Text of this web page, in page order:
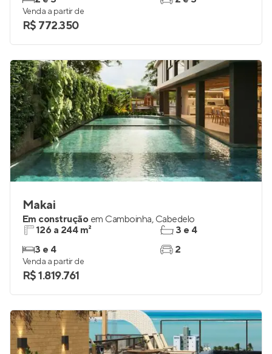
Venda a partir de
R$ 772.350
Makai
Em construção em Camboinha, Cabedelo
126 a 244 m²
3 e 4
3 e 4
2
Venda a partir de
R$ 1.819.761